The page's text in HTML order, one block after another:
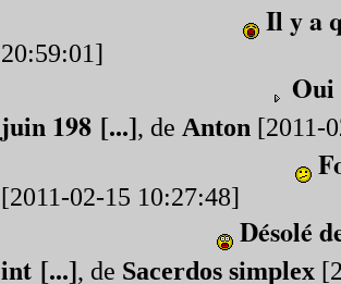
Il y a
20:59:01]
Oui
juin 198 [...], de Anton [2011-
[2011-02-15 10:27:48]
Désolé
int [...], de Sacerdos simplex